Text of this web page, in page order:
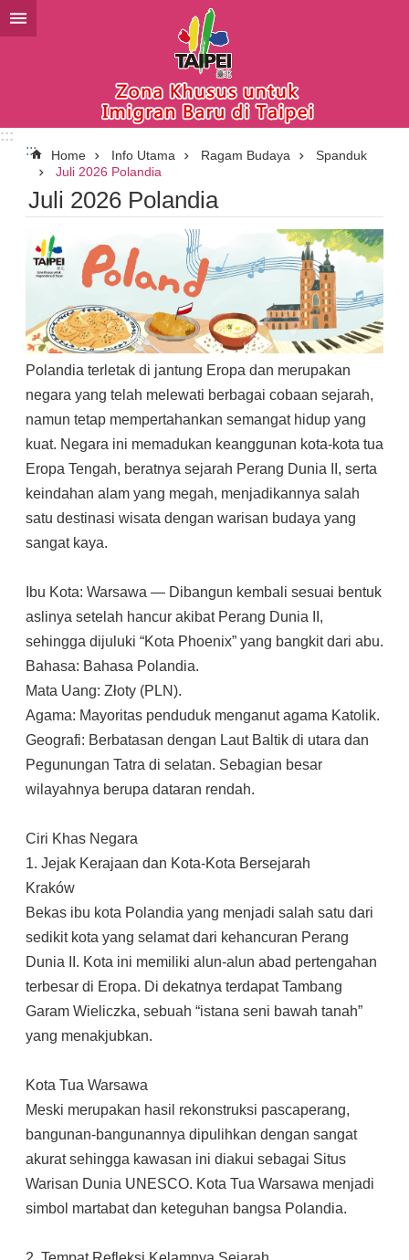
Lompat ke blok konten utama
:::
:::
Home Info Utama Ragam Budaya
Spanduk
Juli 2026 Polandia
Juli 2026 Polandia
Polandia terletak di jantung Eropa dan merupakan
negara yang telah melewati berbagai cobaan sejarah,
namun tetap mempertahankan semangat hidup yang
kuat. Negara ini memadukan keanggunan kota-kota tua
Eropa Tengah, beratnya sejarah Perang Dunia II, serta
keindahan alam yang megah, menjadikannya salah
satu destinasi wisata dengan warisan budaya yang
sangat kaya.
Ibu Kota: Warsawa — Dibangun kembali sesuai bentuk
aslinya setelah hancur akibat Perang Dunia II,
sehingga dijuluki “Kota Phoenix” yang bangkit dari abu.
Bahasa: Bahasa Polandia.
Mata Uang: Złoty (PLN).
Agama: Mayoritas penduduk menganut agama Katolik.
Geografi: Berbatasan dengan Laut Baltik di utara dan
Pegunungan Tatra di selatan. Sebagian besar
wilayahnya berupa dataran rendah.
Ciri Khas Negara
1. Jejak Kerajaan dan Kota-Kota Bersejarah
Kraków
Bekas ibu kota Polandia yang menjadi salah satu dari
sedikit kota yang selamat dari kehancuran Perang
Dunia II. Kota ini memiliki alun-alun abad pertengahan
terbesar di Eropa. Di dekatnya terdapat Tambang
Garam Wieliczka, sebuah “istana seni bawah tanah”
yang menakjubkan.
Kota Tua Warsawa
Meski merupakan hasil rekonstruksi pascaperang,
bangunan-bangunannya dipulihkan dengan sangat
akurat sehingga kawasan ini diakui sebagai Situs
Warisan Dunia UNESCO. Kota Tua Warsawa menjadi
simbol martabat dan keteguhan bangsa Polandia.